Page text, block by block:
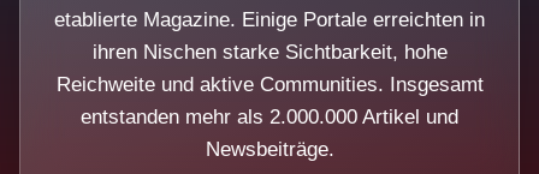
etablierte Magazine. Einige Portale erreichten in
ihren Nischen starke Sichtbarkeit, hohe
Reichweite und aktive Communities. Insgesamt
entstanden mehr als 2.000.000 Artikel und
Newsbeiträge.